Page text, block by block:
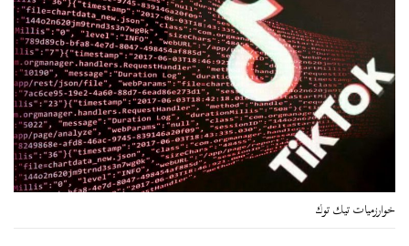
خوارزميات تيك توك